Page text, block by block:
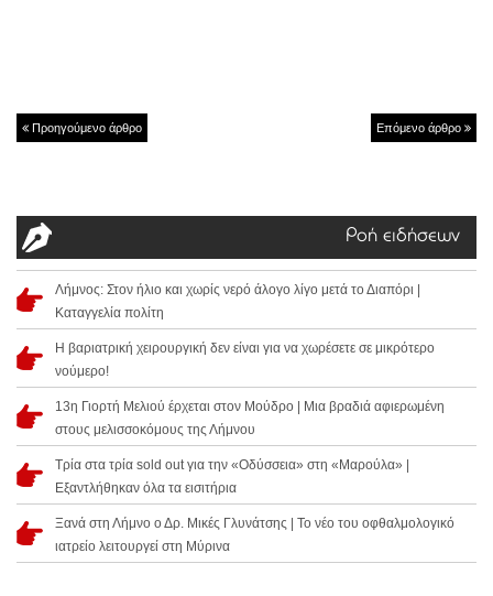
Προηγούμενο άρθρο Επόμενο άρθρο
Ροή ειδήσεων
Λήμνος: Στον ήλιο και χωρίς νερό άλογο λίγο μετά το Διαπόρι |
Καταγγελία πολίτη
Η βαριατρική χειρουργική δεν είναι για να χωρέσετε σε μικρότερο
νούμερο!
13η Γιορτή Μελιού έρχεται στον Μούδρο | Μια βραδιά αφιερωμένη
στους μελισσοκόμους της Λήμνου
Τρία στα τρία sold out για την «Οδύσσεια» στη «Μαρούλα» |
Εξαντλήθηκαν όλα τα εισιτήρια
Ξανά στη Λήμνο ο Δρ. Μικές Γλυνάτσης | Το νέο του οφθαλμολογικό
ιατρείο λειτουργεί στη Μύρινα